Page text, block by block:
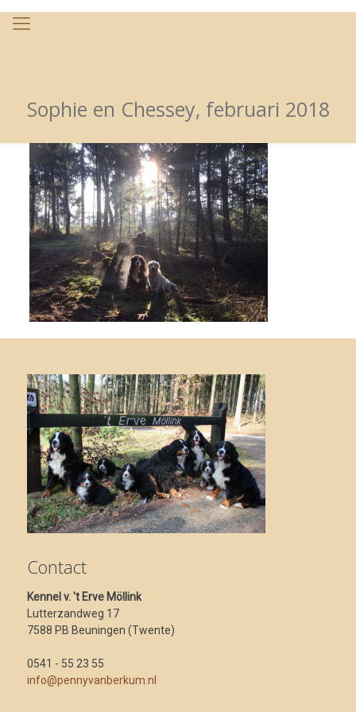
Sophie en Chessey, februari 2018
Contact
Kennel v. 't Erve Möllink
Lutterzandweg 17
7588 PB Beuningen (Twente)
0541 - 55 23 55
info@pennyvanberkum.nl